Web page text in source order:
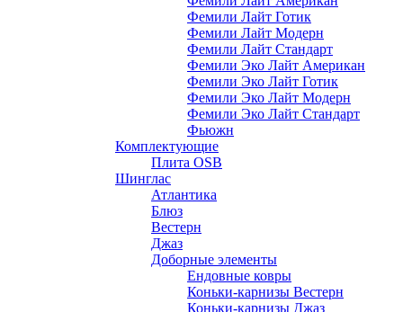
Фемили Лайт Готик
Фемили Лайт Модерн
Фемили Лайт Стандарт
Фемили Эко Лайт Американ
Фемили Эко Лайт Готик
Фемили Эко Лайт Модерн
Фемили Эко Лайт Стандарт
Фьюжн
Комплектующие
Плита OSB
Шинглас
Атлантика
Блюз
Вестерн
Джаз
Доборные элементы
Ендовные ковры
Коньки-карнизы Вестерн
Коньки-карнизы Джаз